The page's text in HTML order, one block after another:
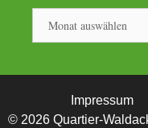
Archiv
Impressum
© 2026 Quartier-